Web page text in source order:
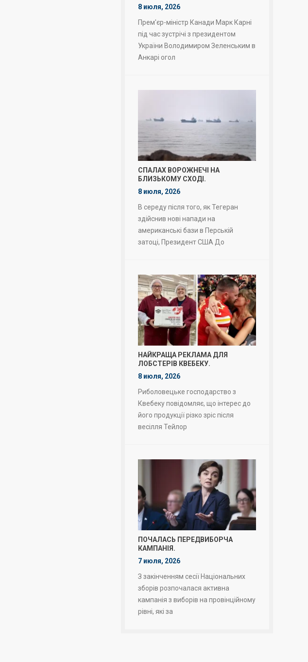
8 июля, 2026
Прем'єр-міністр Канади Марк Карні
під час зустрічі з президентом
України Володимиром Зеленським в
Анкарі огол
СПАЛАХ ВОРОЖНЕЧІ НА
БЛИЗЬКОМУ СХОДІ.
8 июля, 2026
В середу після того, як Тегеран
здійснив нові напади на
американські бази в Перській
затоці, Президент США До
НАЙКРАЩА РЕКЛАМА ДЛЯ
ЛОБСТЕРІВ КВЕБЕКУ.
8 июля, 2026
Риболовецьке господарство з
Квебеку повідомляє, що інтерес до
його продукції різко зріс після
весілля Тейлор
ПОЧАЛАСЬ ПЕРЕДВИБОРЧА
КАМПАНІЯ.
7 июля, 2026
З закінченням сесії Національних
зборів розпочалася активна
кампанія з виборів на провінційному
рівні, які за